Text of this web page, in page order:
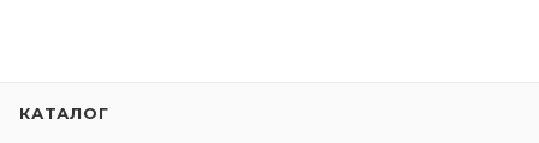
КАТАЛОГ